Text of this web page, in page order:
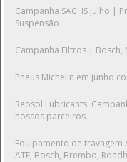
Campanha SACHS Julho |
Suspensão
Campanha Filtros | Bosch,
Pneus Michelin em junho
Repsol Lubricants:
nossos parceiros
Equipamento de
ATE, Bosch, Brembo,